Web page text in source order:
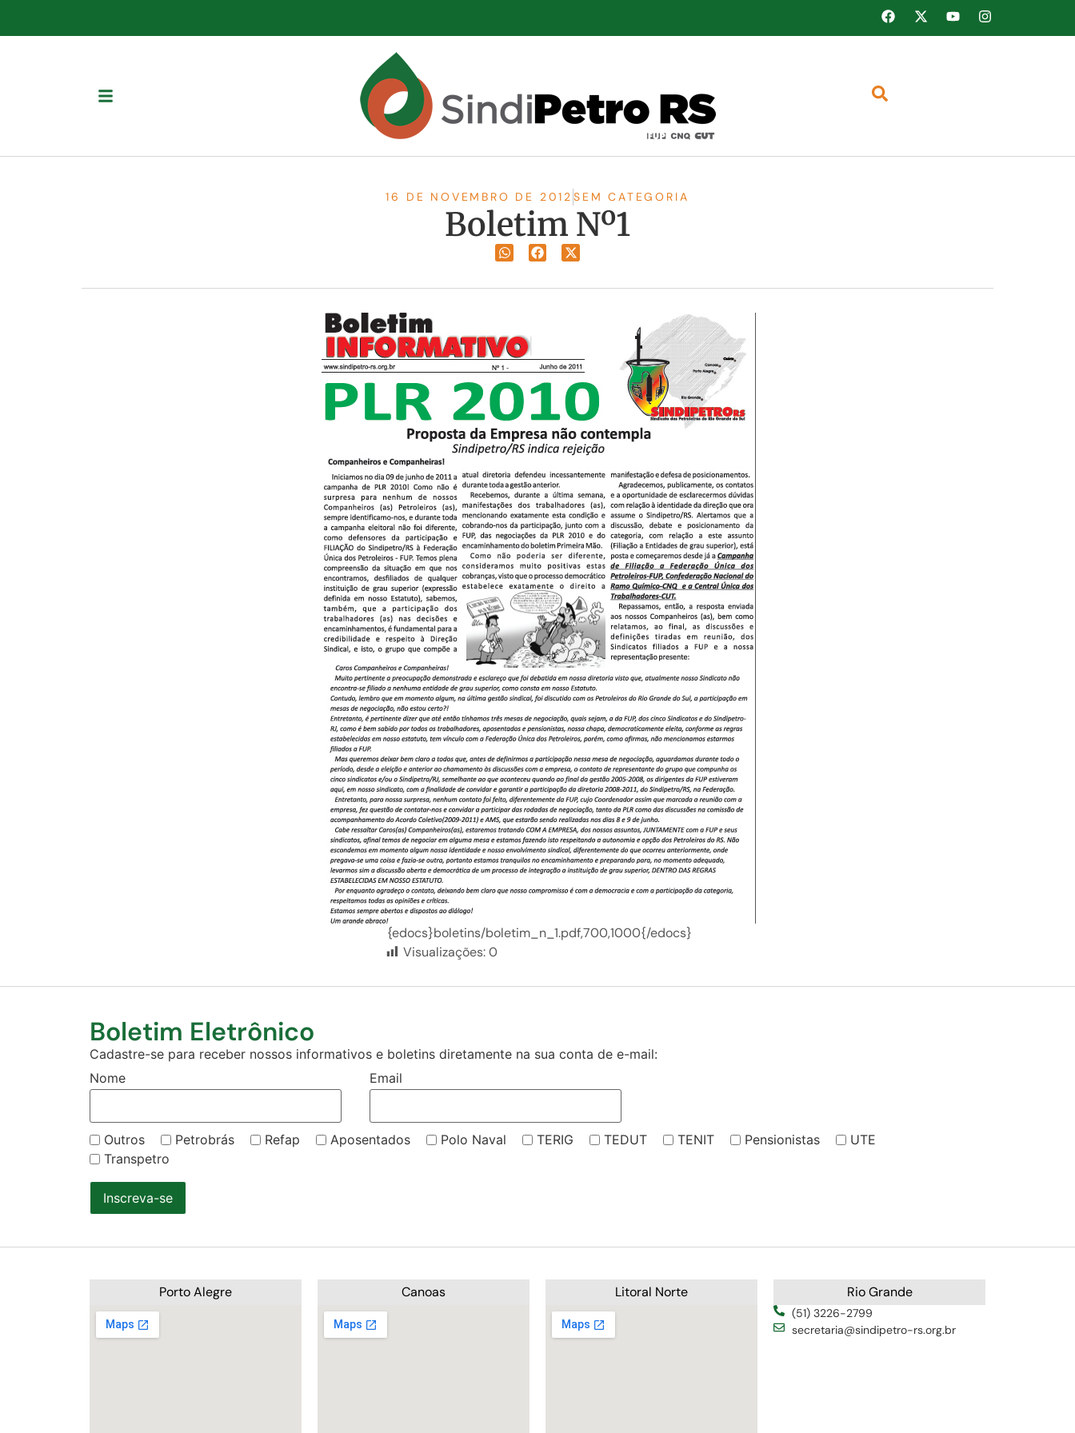
16 DE NOVEMBRO DE 2012 SEM CATEGORIA
Boletim Nº1
{edocs}boletins/boletim_n_1.pdf,700,1000{/edocs}
Visualizações: 0
Boletim Eletrônico
Cadastre-se para receber nossos informativos e boletins diretamente na sua conta de e-mail:
Nome
Email
Outros Petrobrás Refap Aposentados Polo Naval TERIG TEDUT TENIT Pensionistas
UTE
Transpetro
Inscreva-se
Porto Alegre Canoas Litoral Norte Rio Grande
(51) 3226-2799
secretaria@sindipetro-rs.org.br